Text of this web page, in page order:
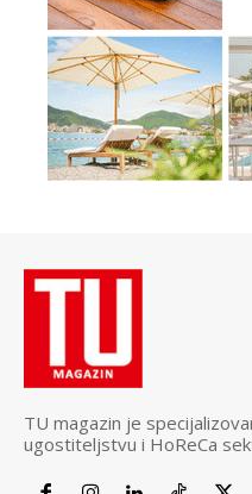
TU magazin je
ugostiteljstvu i HoReCa